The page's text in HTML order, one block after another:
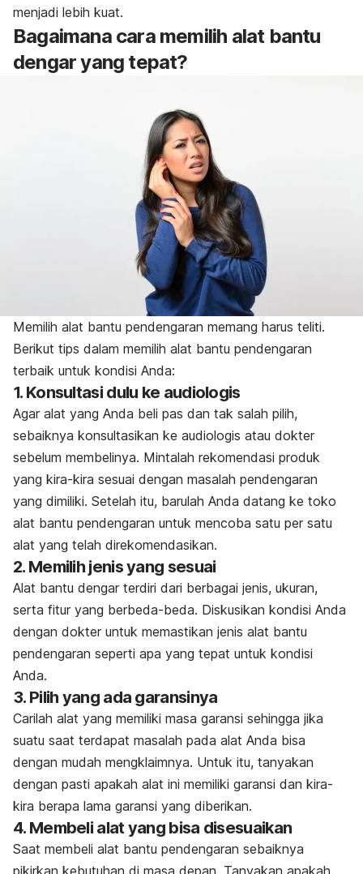
menjadi lebih kuat.
Bagaimana cara memilih alat bantu
dengar yang tepat?
Memilih alat bantu pendengaran memang harus teliti.
Berikut tips dalam memilih alat bantu pendengaran
terbaik untuk kondisi Anda:
1. Konsultasi dulu ke audiologis
Agar alat yang Anda beli pas dan tak salah pilih,
sebaiknya konsultasikan ke audiologis atau dokter
sebelum membelinya. Mintalah rekomendasi produk
yang kira-kira sesuai dengan masalah pendengaran
yang dimiliki. Setelah itu, barulah Anda datang ke toko
alat bantu pendengaran untuk mencoba satu per satu
alat yang telah direkomendasikan.
2. Memilih jenis yang sesuai
Alat bantu dengar terdiri dari berbagai jenis, ukuran,
serta fitur yang berbeda-beda. Diskusikan kondisi Anda
dengan dokter untuk memastikan jenis alat bantu
pendengaran seperti apa yang tepat untuk kondisi
Anda.
3. Pilih yang ada garansinya
Carilah alat yang memiliki masa garansi sehingga jika
suatu saat terdapat masalah pada alat Anda bisa
dengan mudah mengklaimnya. Untuk itu, tanyakan
dengan pasti apakah alat ini memiliki garansi dan kira-
kira berapa lama garansi yang diberikan.
4. Membeli alat yang bisa disesuaikan
Saat membeli alat bantu pendengaran sebaiknya